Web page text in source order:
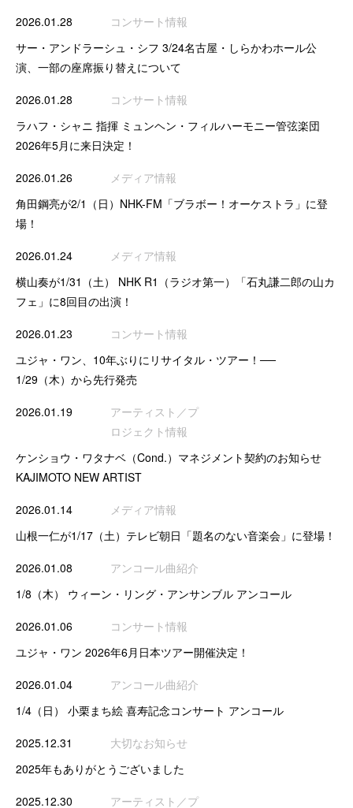
2026.01.28
コンサート情報
サー・アンドラーシュ・シフ 3/24名古屋・しらかわホール公
演、一部の座席振り替えについて
2026.01.28
コンサート情報
ラハフ・シャニ 指揮 ミュンヘン・フィルハーモニー管弦楽団
2026年5月に来日決定！
2026.01.26
メディア情報
角田鋼亮が2/1（日）NHK-FM「ブラボー！オーケストラ」に登
場！
2026.01.24
メディア情報
横山奏が1/31（土） NHK R1（ラジオ第一）「石丸謙二郎の山カ
フェ」に8回目の出演！
2026.01.23
コンサート情報
ユジャ・ワン、10年ぶりにリサイタル・ツアー！──
1/29（木）から先行発売
2026.01.19
アーティスト／プ
ロジェクト情報
ケンショウ・ワタナベ（Cond.）マネジメント契約のお知らせ
KAJIMOTO NEW ARTIST
2026.01.14
メディア情報
山根一仁が1/17（土）テレビ朝日「題名のない音楽会」に登場！
2026.01.08
アンコール曲紹介
1/8（木） ウィーン・リング・アンサンブル アンコール
2026.01.06
コンサート情報
ユジャ・ワン 2026年6月日本ツアー開催決定！
2026.01.04
アンコール曲紹介
1/4（日） 小栗まち絵 喜寿記念コンサート アンコール
2025.12.31
大切なお知らせ
2025年もありがとうございました
2025.12.30
アーティスト／プ